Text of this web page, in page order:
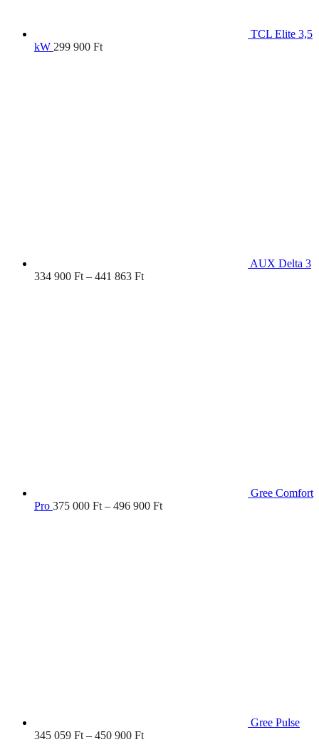
TCL Elite 3,5
kW 299 900 Ft
AUX Delta 3
334 900 Ft – 441 863 FtÁrtartomány:
Gree Comfort
Pro 375 000 Ft – 496 900 FtÁrtartomány:
Gree Pulse
345 059 Ft – 450 900 FtÁrtartomány: